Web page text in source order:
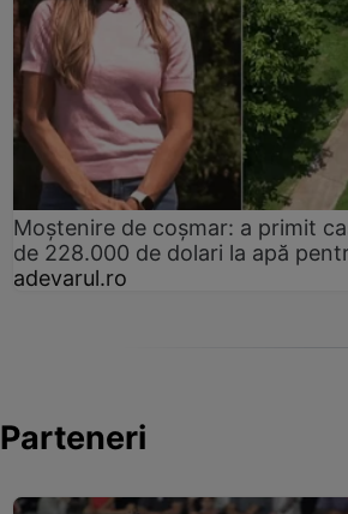
Moștenire de coșmar: a primit
de 228.000 de dolari la apă
adevarul.ro
Parteneri